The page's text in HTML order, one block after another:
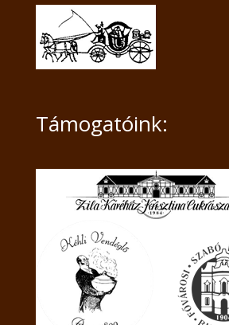
Támogatóink: